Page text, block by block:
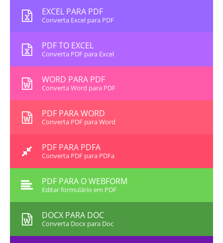
EXCEL PARA PDF
Converta Excel para PDF
PDF TO EXCEL
Converta PDF para Excel
WORD PARA PDF
Converta Word para PDF
PDF PARA WORD
Converta PDF para Word
PDF PARA PDFA
Converta PDF para PDFa
PDF PARA O WEBFORM
Editar formulário em PDF
DOCX PARA DOC
Converta Docx para Doc